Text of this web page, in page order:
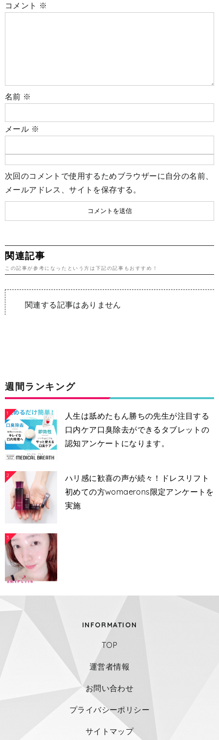
コメント ※
名前 ※
メール ※
次回のコメントで使用するためブラウザーに自分の名前、
メールアドレス、サイトを保存する。
関連記事
この記事が参考になったという方は下記の記事もおすすめ！
関連する記事はありません
週間ランキング
1
人生は舐めたもん勝ちの先生が注目する
口内ケア口臭除去ができるタブレットの
認知アンケートになります。
2
ハリ感に歓喜の声が続々！ドレスリフト
初めての方womaerons限定アンケートを
実施
3
INFORMATION
TOP
運営者情報
お問い合わせ
プライバシーポリシー
サイトマップ